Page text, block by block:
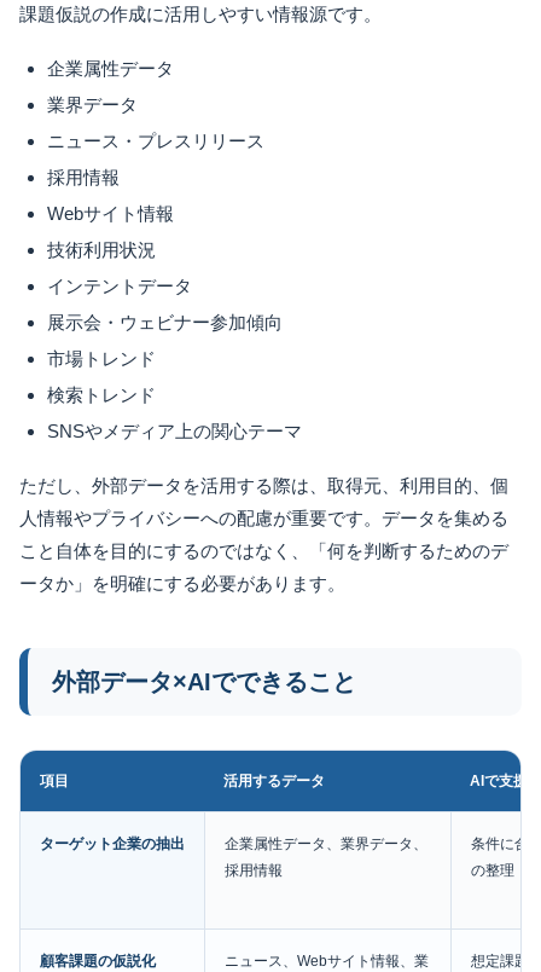
課題仮説の作成に活用しやすい情報源です。
企業属性データ
業界データ
ニュース・プレスリリース
採用情報
Webサイト情報
技術利用状況
インテントデータ
展示会・ウェビナー参加傾向
市場トレンド
検索トレンド
SNSやメディア上の関心テーマ
ただし、外部データを活用する際は、取得元、利用目的、個
人情報やプライバシーへの配慮が重要です。データを集める
こと自体を目的にするのではなく、「何を判断するためのデ
ータか」を明確にする必要があります。
外部データ×AIでできること
項目 活用するデータ AIで支援
ターゲット企業の抽出
企業属性データ、業界データ、
採用情報
条件に合
の整理
顧客課題の仮説化
ニュース、Webサイト情報、業
想定課題